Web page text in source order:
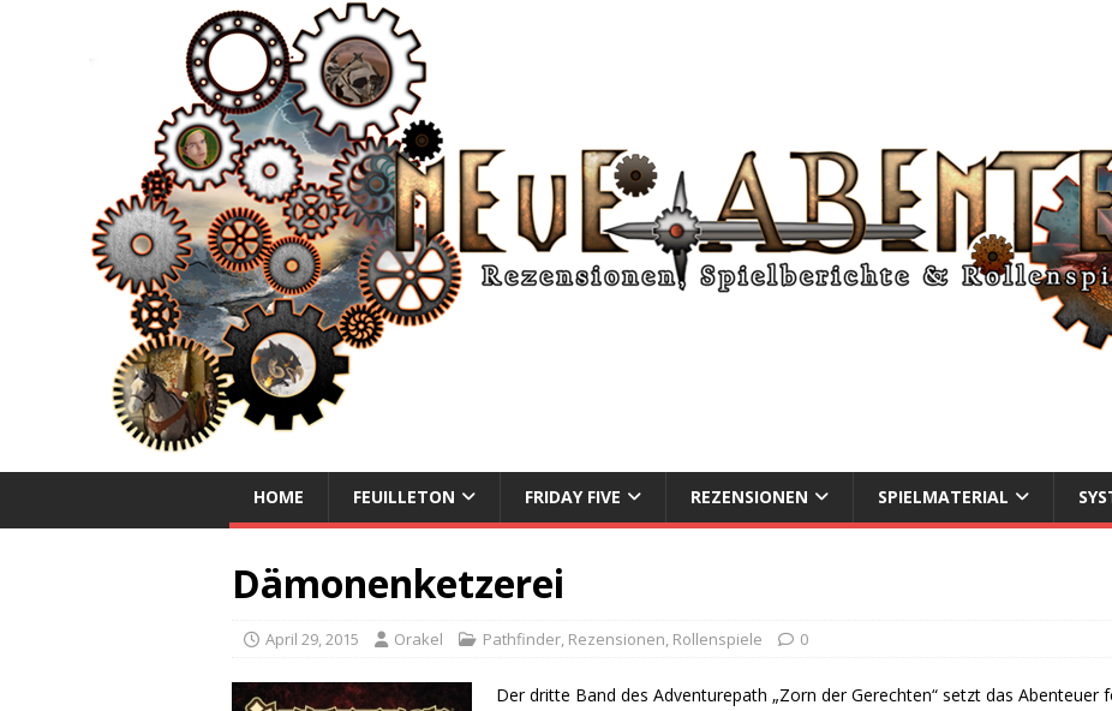
NEUE ABENTEUER
HOME FEUILLETON FRIDAY FIVE REZENSIONEN SPIELMATERIAL
Dämonenketzerei
April 29, 2015 Orakel Pathfinder, Rezensionen, Rollenspiele 0
Der dritte Band des Adventurepath „Zorn der Gerechten“ setzt das Abenteuer